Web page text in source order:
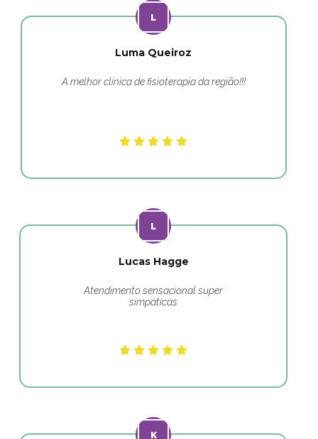
Luma Queiroz
A melhor clínica de fisioterapia da região!!!
Lucas Hagge
Atendimento sensacional super
simpáticas